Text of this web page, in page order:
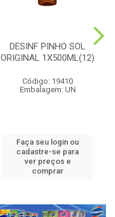
DESINF PINHO SOL
ORIGINAL 1X500ML(12)
Código: 19410
Embalagem: UN
Faça seu login ou
cadastre-se para
ver preços e
comprar